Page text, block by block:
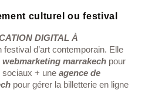
culturel ou festival
DIGITAL À
festival d’art contemporain. Elle
webmarketing marrakech pour
sociaux + une agence de
pour gérer la billetterie en ligne